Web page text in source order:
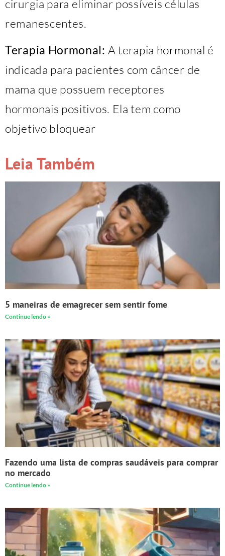
cirurgia para eliminar possíveis células
remanescentes.
Terapia Hormonal: A terapia hormonal é
indicada para pacientes com câncer de
mama que possuem receptores
hormonais positivos. Ela tem como
objetivo bloquear
Leia Também
5 maneiras de emagrecer sem sentir fome
Continue lendo »
Fazendo uma lista de compras saudáveis para comprar
no mercado
Continue lendo »